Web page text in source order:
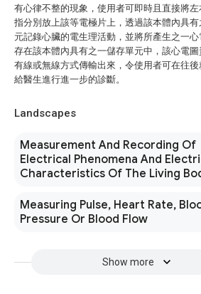
有心律不整的現象，使用者可即時且直接將
指分別放上該等電極片上，透過該本體內具
元記錄心臟的電生理活動，並將所產生之一
存在該本體內具有之一儲存單元中，該心電圖
有線或無線方式傳輸出來，令使用者可在往
給醫生進行進一步的診斷。
Landscapes
Measurement And Recording Of
Electrical Phenomena And
Characteristics Of The Living
Measuring Pulse, Heart Rate,
Pressure Or Blood Flow
Show more